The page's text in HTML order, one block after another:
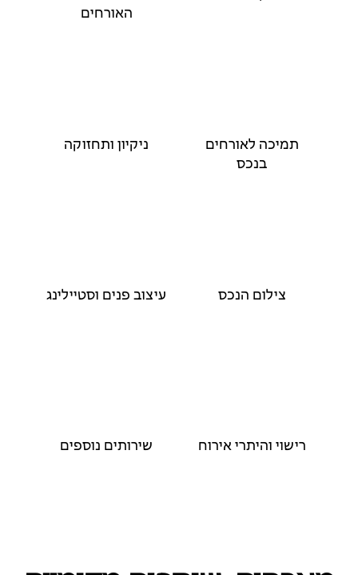
האורחים
תמיכה לאורחים
בנכס
ניקיון ותחזוקה
צילום הנכס עיצוב פנים וסטיילינג
רישוי והיתרי אירוח שירותים נוספים